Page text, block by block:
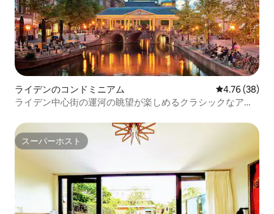
ライデンのコンドミニアム レビュー38
4.76 (38)
ライデン中心街の運河の眺望が楽しめるクラシックなアパ
スーパーホスト
スーパーホスト